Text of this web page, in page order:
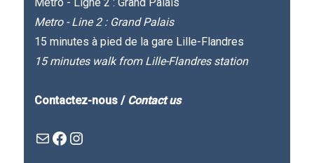
Metro - Line 2 : Grand Palais
15 minutes à pied de la gare Lille-Flandres
15 minutes walk from Lille-Flandres station
Contactez-nous / Contact us
Mail
Facebook : Festivla des livres d'en hautInstagram